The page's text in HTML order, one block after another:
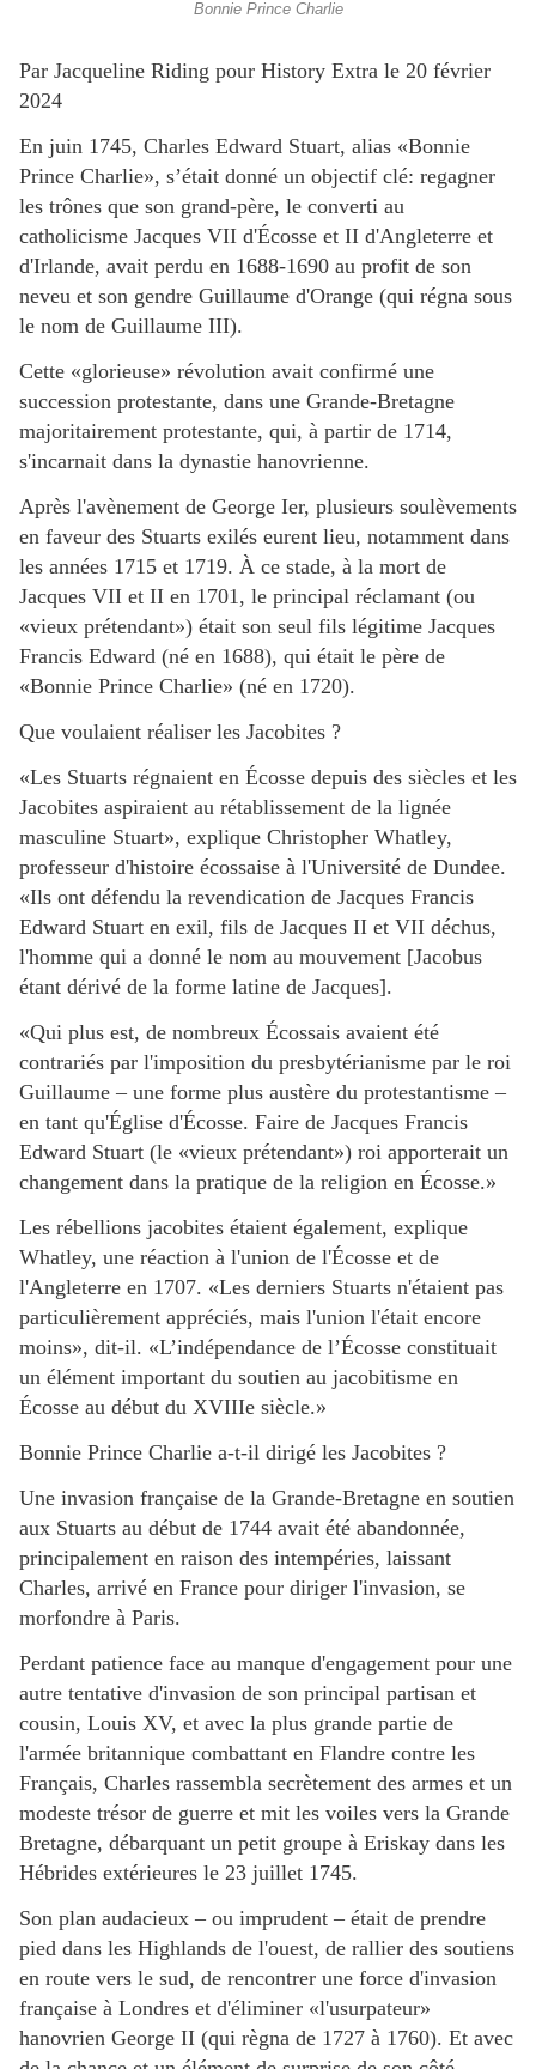
Bonnie Prince Charlie
Par Jacqueline Riding pour History Extra le 20 février
2024
En juin 1745, Charles Edward Stuart, alias «Bonnie
Prince Charlie», s’était donné un objectif clé: regagner
les trônes que son grand-père, le converti au
catholicisme Jacques VII d'Écosse et II d'Angleterre et
d'Irlande, avait perdu en 1688-1690 au profit de son
neveu et son gendre Guillaume d'Orange (qui régna sous
le nom de Guillaume III).
Cette «glorieuse» révolution avait confirmé une
succession protestante, dans une Grande-Bretagne
majoritairement protestante, qui, à partir de 1714,
s'incarnait dans la dynastie hanovrienne.
Après l'avènement de George Ier, plusieurs soulèvements
en faveur des Stuarts exilés eurent lieu, notamment dans
les années 1715 et 1719. À ce stade, à la mort de
Jacques VII et II en 1701, le principal réclamant (ou
«vieux prétendant») était son seul fils légitime Jacques
Francis Edward (né en 1688), qui était le père de
«Bonnie Prince Charlie» (né en 1720).
Que voulaient réaliser les Jacobites ?
«Les Stuarts régnaient en Écosse depuis des siècles et les
Jacobites aspiraient au rétablissement de la lignée
masculine Stuart», explique Christopher Whatley,
professeur d'histoire écossaise à l'Université de Dundee.
«Ils ont défendu la revendication de Jacques Francis
Edward Stuart en exil, fils de Jacques II et VII déchus,
l'homme qui a donné le nom au mouvement [Jacobus
étant dérivé de la forme latine de Jacques].
«Qui plus est, de nombreux Écossais avaient été
contrariés par l'imposition du presbytérianisme par le roi
Guillaume – une forme plus austère du protestantisme –
en tant qu'Église d'Écosse. Faire de Jacques Francis
Edward Stuart (le «vieux prétendant») roi apporterait un
changement dans la pratique de la religion en Écosse.»
Les rébellions jacobites étaient également, explique
Whatley, une réaction à l'union de l'Écosse et de
l'Angleterre en 1707. «Les derniers Stuarts n'étaient pas
particulièrement appréciés, mais l'union l'était encore
moins», dit-il. «L’indépendance de l’Écosse constituait
un élément important du soutien au jacobitisme en
Écosse au début du XVIIIe siècle.»
Bonnie Prince Charlie a-t-il dirigé les Jacobites ?
Une invasion française de la Grande-Bretagne en soutien
aux Stuarts au début de 1744 avait été abandonnée,
principalement en raison des intempéries, laissant
Charles, arrivé en France pour diriger l'invasion, se
morfondre à Paris.
Perdant patience face au manque d'engagement pour une
autre tentative d'invasion de son principal partisan et
cousin, Louis XV, et avec la plus grande partie de
l'armée britannique combattant en Flandre contre les
Français, Charles rassembla secrètement des armes et un
modeste trésor de guerre et mit les voiles vers la Grande
Bretagne, débarquant un petit groupe à Eriskay dans les
Hébrides extérieures le 23 juillet 1745.
Son plan audacieux – ou imprudent – ​​était de prendre
pied dans les Highlands de l'ouest, de rallier des soutiens
en route vers le sud, de rencontrer une force d'invasion
française à Londres et d'éliminer «l'usurpateur»
hanovrien George II (qui règna de 1727 à 1760). Et avec